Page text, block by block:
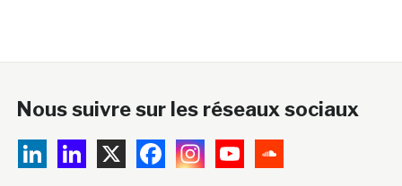
Nous suivre sur les réseaux sociaux